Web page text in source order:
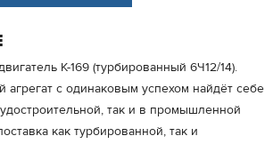
К-169 (турбированный 6Ч12/14).
с одинаковым успехом найдёт себе
так и в промышленной
как турбированной, так и